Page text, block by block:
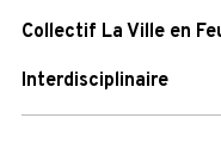
Collectif La Ville en
Interdisciplinaire